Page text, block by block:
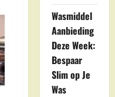
Wasmiddel
Aanbieding
Deze Week:
Bespaar
Slim op Je
Was